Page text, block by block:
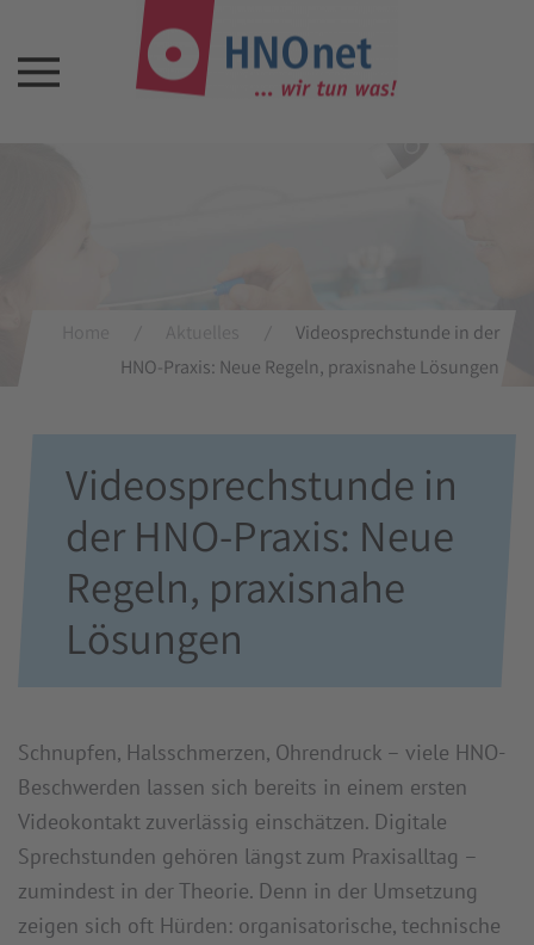
Videosprechstunde in der
HNO-Praxis: Neue Regeln, praxisnahe Lösungen
Videosprechstunde in
der HNO-Praxis: Neue
Regeln, praxisnahe
Lösungen
Schnupfen, Halsschmerzen, Ohrendruck – viele HNO-
Beschwerden lassen sich bereits in einem ersten
Videokontakt zuverlässig einschätzen. Digitale
Sprechstunden gehören längst zum Praxisalltag –
zumindest in der Theorie. Denn in der Umsetzung
zeigen sich oft Hürden: organisatorische, technische